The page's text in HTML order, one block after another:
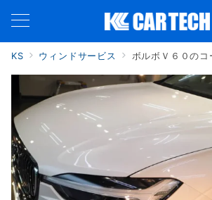
KS ウィンドサービス ボルボＶ６０のコ